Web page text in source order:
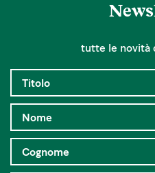
tutte le novità